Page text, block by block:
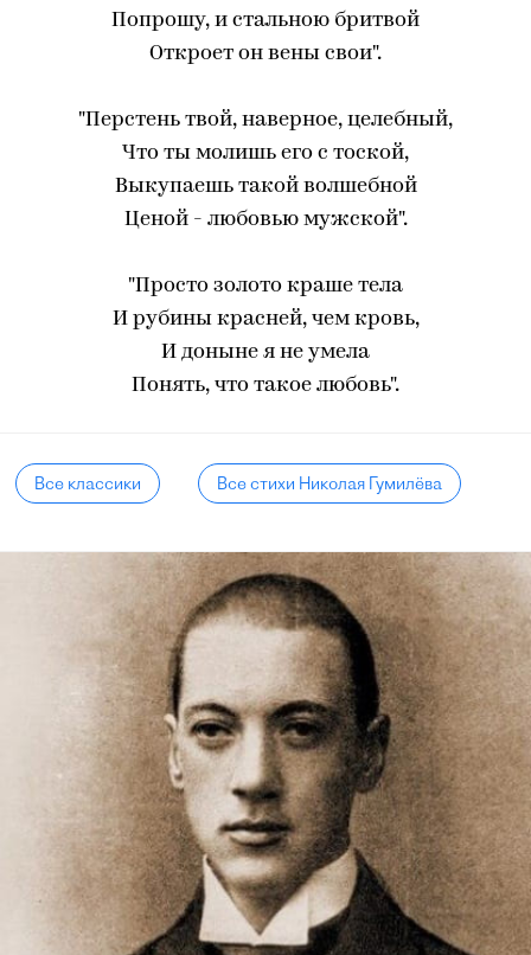
Попрошу, и стальною бритвой
Откроет он вены свои".
"Перстень твой, наверное, целебный,
Что ты молишь его с тоской,
Выкупаешь такой волшебной
Ценой - любовью мужской".
"Просто золото краше тела
И рубины красней, чем кровь,
И доныне я не умела
Понять, что такое любовь".
Все классики Все стихи Николая Гумилёва